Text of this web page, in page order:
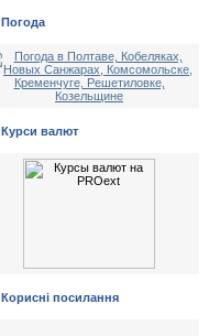
Погода
Курси валют
Корисні посилання